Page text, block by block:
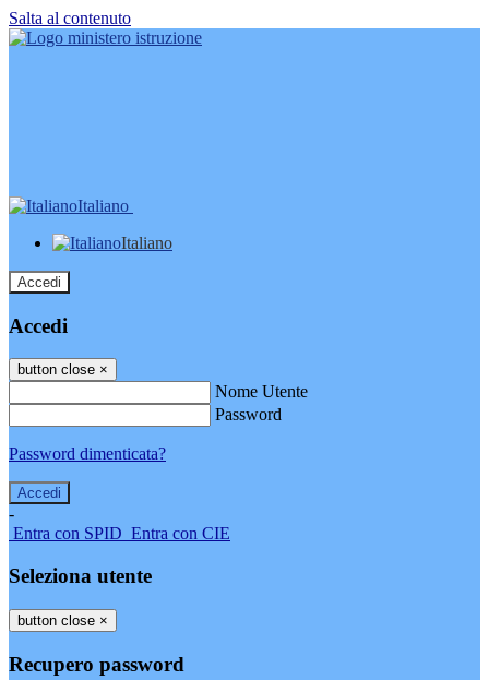
Salta al contenuto
Italiano
Italiano
Accedi
Accedi
button close ×
Nome Utente
Password
Password dimenticata?
-
Entra con SPID Entra con CIE
Seleziona utente
button close ×
Recupero password